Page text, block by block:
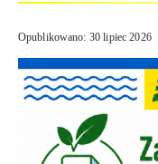
Opublikowano: 30 lipiec 2026